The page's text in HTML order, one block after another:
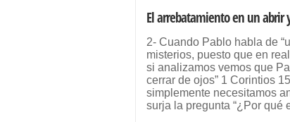
El arrebatamiento en un abrir
2- Cuando Pablo habla de
misterios, puesto que en
si analizamos vemos que
cerrar de ojos” 1 Corintios
simplemente necesitamos
surja la pregunta “¿Por qué